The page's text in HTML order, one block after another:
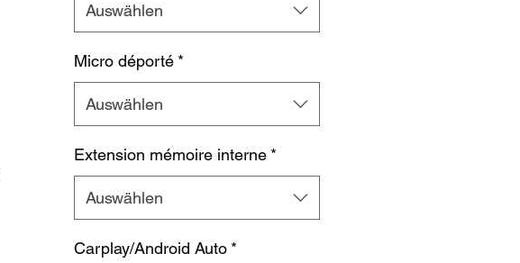
Auswählen
Micro déporté *
Auswählen
Extension mémoire interne *
Auswählen
Carplay/Android Auto *